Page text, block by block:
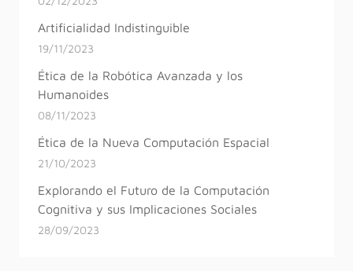
Artificialidad Indistinguible
19/11/2023
Ética de la Robótica Avanzada y los
Humanoides
08/11/2023
Ética de la Nueva Computación Espacial
21/10/2023
Explorando el Futuro de la Computación
Cognitiva y sus Implicaciones Sociales
28/09/2023